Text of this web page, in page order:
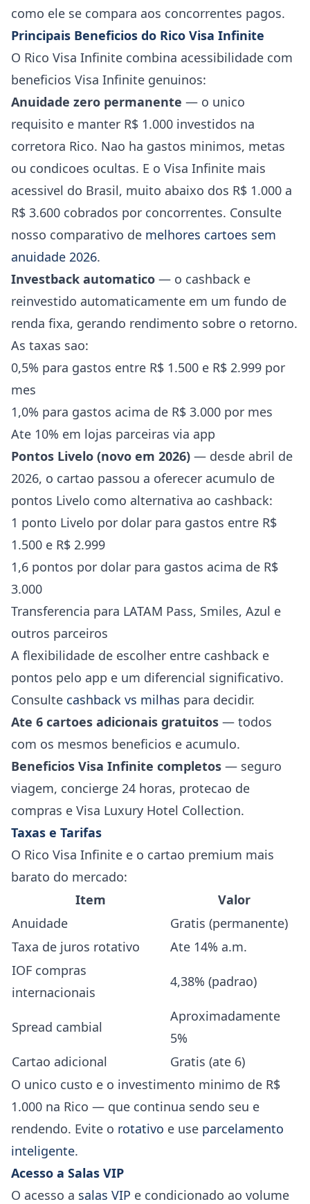
como ele se compara aos concorrentes pagos.
Principais Beneficios do Rico Visa Infinite
O Rico Visa Infinite combina acessibilidade com
beneficios Visa Infinite genuinos:
Anuidade zero permanente — o unico
requisito e manter R$ 1.000 investidos na
corretora Rico. Nao ha gastos minimos, metas
ou condicoes ocultas. E o Visa Infinite mais
acessivel do Brasil, muito abaixo dos R$ 1.000 a
R$ 3.600 cobrados por concorrentes. Consulte
nosso comparativo de melhores cartoes sem
anuidade 2026.
Investback automatico — o cashback e
reinvestido automaticamente em um fundo de
renda fixa, gerando rendimento sobre o retorno.
As taxas sao:
0,5% para gastos entre R$ 1.500 e R$ 2.999 por
mes
1,0% para gastos acima de R$ 3.000 por mes
Ate 10% em lojas parceiras via app
Pontos Livelo (novo em 2026) — desde abril de
2026, o cartao passou a oferecer acumulo de
pontos Livelo como alternativa ao cashback:
1 ponto Livelo por dolar para gastos entre R$
1.500 e R$ 2.999
1,6 pontos por dolar para gastos acima de R$
3.000
Transferencia para LATAM Pass, Smiles, Azul e
outros parceiros
A flexibilidade de escolher entre cashback e
pontos pelo app e um diferencial significativo.
Consulte cashback vs milhas para decidir.
Ate 6 cartoes adicionais gratuitos — todos
com os mesmos beneficios e acumulo.
Beneficios Visa Infinite completos — seguro
viagem, concierge 24 horas, protecao de
compras e Visa Luxury Hotel Collection.
Taxas e Tarifas
O Rico Visa Infinite e o cartao premium mais
barato do mercado:
Item
Valor
Anuidade
Gratis (permanente)
Taxa de juros rotativo
Ate 14% a.m.
IOF compras
internacionais
4,38% (padrao)
Spread cambial
Aproximadamente
5%
Cartao adicional
Gratis (ate 6)
O unico custo e o investimento minimo de R$
1.000 na Rico — que continua sendo seu e
rendendo. Evite o rotativo e use parcelamento
inteligente.
Acesso a Salas VIP
O acesso a salas VIP e condicionado ao volume